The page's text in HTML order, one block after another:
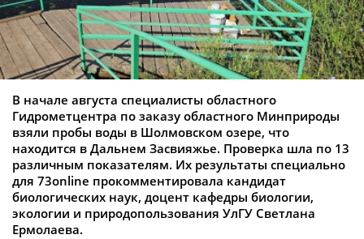
В начале августа специалисты областного
Гидрометцентра по заказу областного Минприроды
взяли пробы воды в Шолмовском озере, что
находится в Дальнем Засвияжье. Проверка шла по 13
различным показателям. Их результаты специально
для 73online прокомментировала кандидат
биологических наук, доцент кафедры биологии,
экологии и природопользования УлГУ Светлана
Ермолаева.